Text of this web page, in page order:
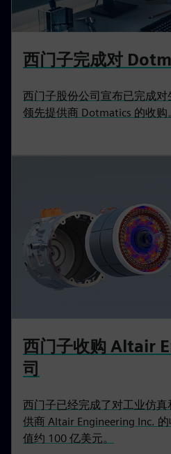
西门子完成对
西门子股份公司宣布已完成
领先提供商 Dotmatics 的收购
西门子收购 Altair
司
西门子已经完成了对工业仿
供商 Altair Engineering Inc.
值约 100 亿美元。